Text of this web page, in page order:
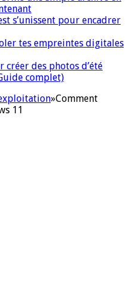
s’unissent pour encadrer
tes empreintes digitales
créer des photos d’été
complet)
»Comment
11